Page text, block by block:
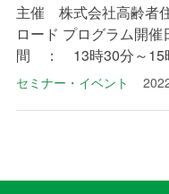
主催 株式会社高齢者
ロード プログラム開
間 ： 13時30分～15
セミナー・イベント